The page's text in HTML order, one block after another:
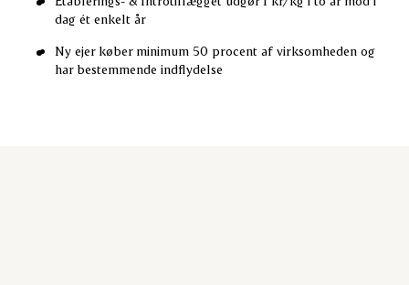
dag ét enkelt år
Ny ejer køber minimum 50 procent af virksomheden og
har bestemmende indflydelse